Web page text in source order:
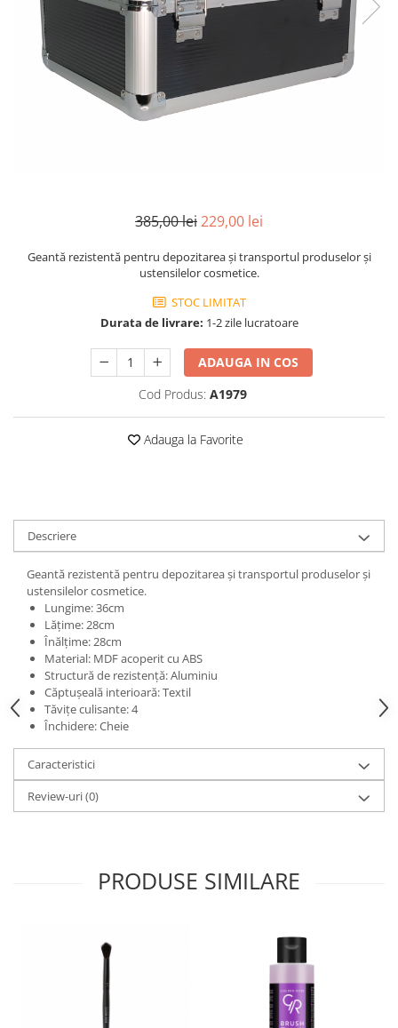
385,00 lei229,00 lei
Geantă rezistentă pentru depozitarea și transportul produselor și
ustensilelor cosmetice.
STOC LIMITAT
Durata de livrare: 1-2 zile lucratoare
ADAUGA IN COS
Cod Produs: A1979
Adauga la Favorite
Descriere
Geantă rezistentă pentru depozitarea și transportul produselor și
ustensilelor cosmetice.
Lungime: 36cm
Lățime: 28cm
Înălțime: 28cm
Material: MDF acoperit cu ABS
Structură de rezistență: Aluminiu
Căptușeală interioară: Textil
Tăvițe culisante: 4
Închidere: Cheie
Caracteristici
Review-uri(0)
PRODUSE SIMILARE